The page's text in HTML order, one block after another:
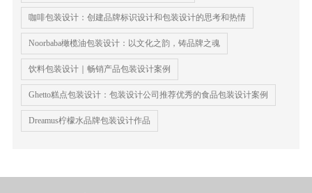
咖啡包装设计：创建品牌标识设计和包装设计的思考和热情
Noorbaba橄榄油包装设计：以文化之韵，铸品牌之魂
饮料包装设计｜畅销产品包装设计案例
Ghetto糕点包装设计：包装设计公司推荐优秀的食品包装设计案例
Dreamus柠檬水品牌包装设计作品